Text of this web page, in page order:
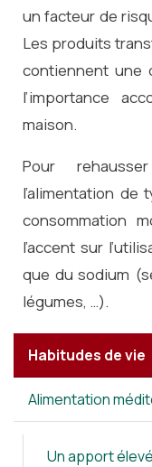
un facteur de
Les produits
contiennent une
l’importance
maison.
Pour
l’alimentation de
consommation
l’accent sur
que du sodium
légumes, …).
Habitudes de vie
Alimentation
Un apport